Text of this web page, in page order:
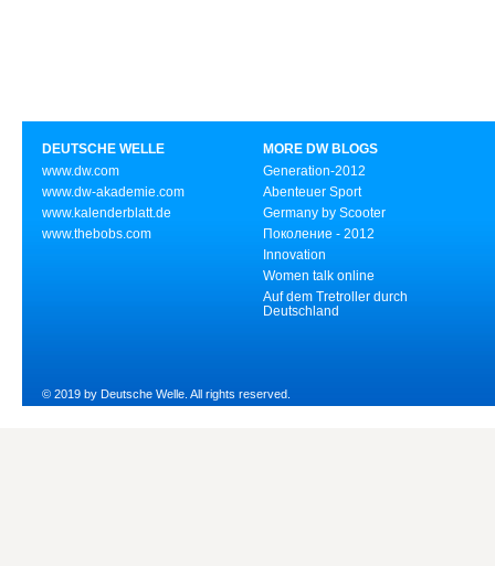
DEUTSCHE WELLE
www.dw.com
www.dw-akademie.com
www.kalenderblatt.de
www.thebobs.com
MORE DW BLOGS
Generation-2012
Abenteuer Sport
Germany by Scooter
Поколение - 2012
Innovation
Women talk online
Auf dem Tretroller durch
Deutschland
© 2019 by Deutsche Welle. All rights reserved.